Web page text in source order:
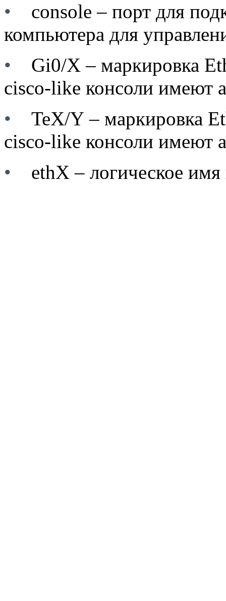
•
console – порт для
компьютера для
•
Gi0/X – маркировка
cisco-like консоли имеют
•
TeX/Y – маркировка
cisco-like консоли имеют
•
ethX – логическое